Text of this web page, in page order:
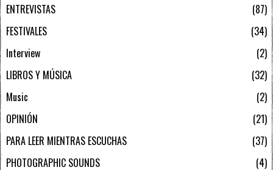
ENTREVISTAS
87
FESTIVALES
34
Interview
2
LIBROS Y MÚSICA
32
Music
2
OPINIÓN
21
PARA LEER MIENTRAS ESCUCHAS
37
PHOTOGRAPHIC SOUNDS
4